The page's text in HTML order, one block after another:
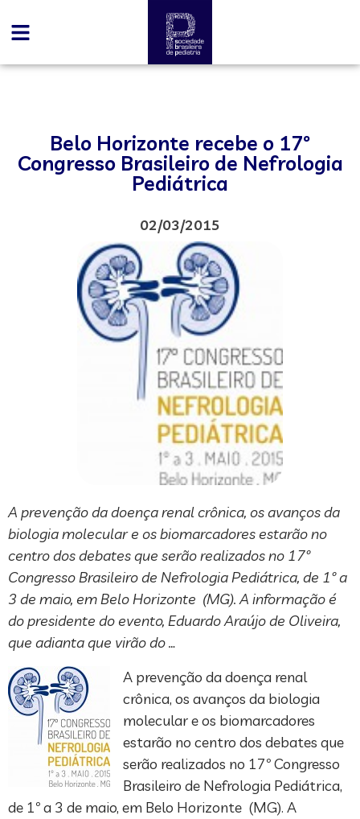
Belo Horizonte recebe o 17º
Congresso Brasileiro de Nefrologia
Pediátrica
02/03/2015
A prevenção da doença renal crônica, os avanços da
biologia molecular e os biomarcadores estarão no
centro dos debates que serão realizados no 17º
Congresso Brasileiro de Nefrologia Pediátrica, de 1º a
3 de maio, em Belo Horizonte (MG). A informação é
do presidente do evento, Eduardo Araújo de Oliveira,
que adianta que virão do …
A prevenção da doença renal
crônica, os avanços da biologia
molecular e os biomarcadores
estarão no centro dos debates que
serão realizados no 17º Congresso
Brasileiro de Nefrologia Pediátrica,
de 1º a 3 de maio, em Belo Horizonte (MG). A